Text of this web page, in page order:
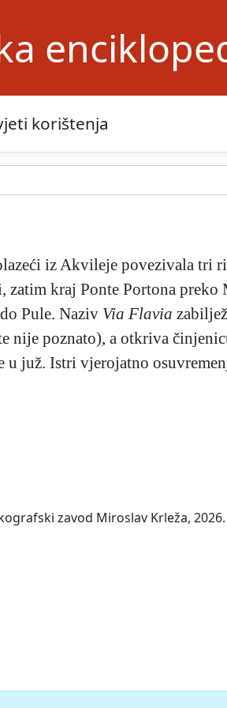
korištenja
iz Akvileje povezivala tri
zatim kraj Ponte Portona
Pule. Naziv Via Flavia
nije poznato), a otkriva
u juž. Istri vjerojatno
zavod Miroslav Krleža,